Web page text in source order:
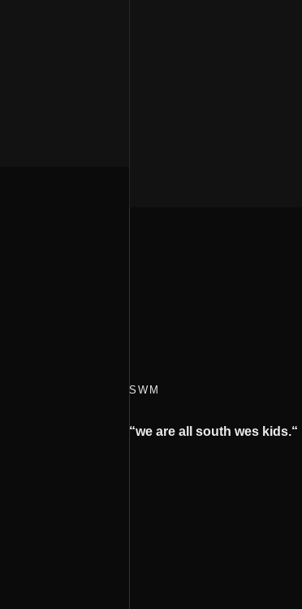
SWM
“we are all south wes kids.“